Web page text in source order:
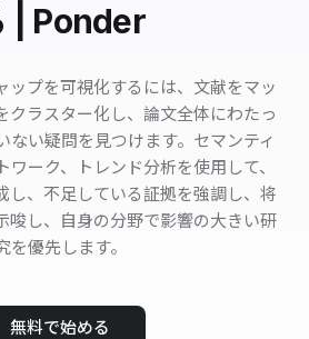
| Ponder
ップを可視化するには、文献をマッ
クラスター化し、論文全体にわたっ
ない疑問を見つけます。セマンティ
ワーク、トレンド分析を使用して、
し、不足している証拠を強調し、将
唆し、自身の分野で影響の大きい研
を優先します。
無料で始める